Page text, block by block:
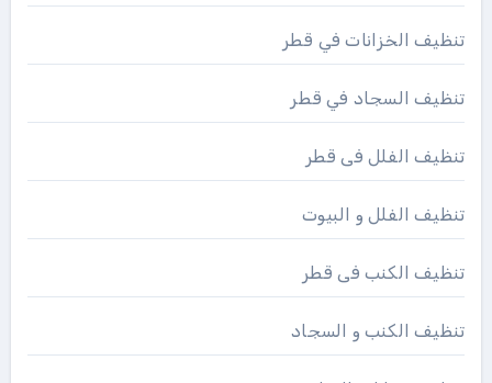
تنظيف الخزانات في قطر
تنظيف السجاد في قطر
تنظيف الفلل فى قطر
تنظيف الفلل و البيوت
تنظيف الكنب فى قطر
تنظيف الكنب و السجاد